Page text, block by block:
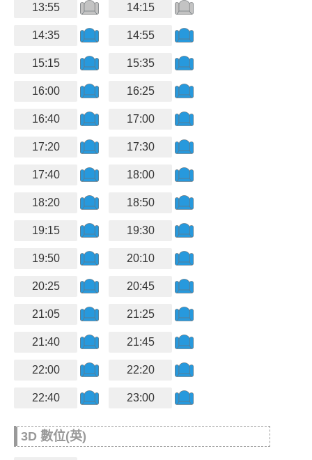
13:55 14:15
14:35 14:55
15:15 15:35
16:00 16:25
16:40 17:00
17:20 17:30
17:40 18:00
18:20 18:50
19:15 19:30
19:50 20:10
20:25 20:45
21:05 21:25
21:40 21:45
22:00 22:20
22:40 23:00
3D 數位(英)